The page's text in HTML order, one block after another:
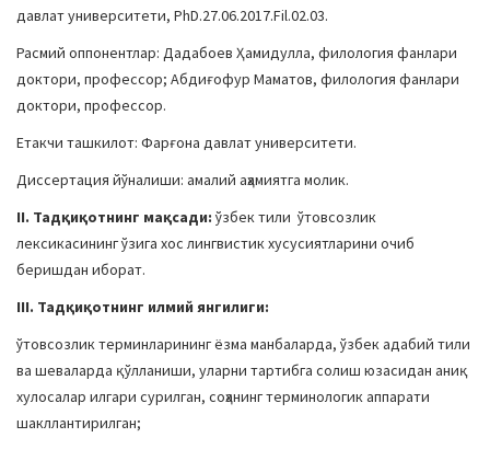
давлат университети, PhD.27.06.2017.Fil.02.03.
Расмий оппонентлар: Дадабоев Ҳамидулла, филология фанлари
доктори, профессор; Абдиғофур Маматов, филология фанлари
доктори, профессор.
Етакчи ташкилот: Фарғона давлат университети.
Диссертация йўналиши: амалий аҳамиятга молик.
II. Тадқиқотнинг мақсади: ўзбек тили ўтовсозлик
лексикасининг ўзига хос лингвистик хусусиятларини очиб
беришдан иборат.
III. Тадқиқотнинг илмий янгилиги:
ўтовсозлик терминларининг ёзма манбаларда, ўзбек адабий тили
ва шеваларда қўлланиши, уларни тартибга солиш юзасидан аниқ
хулосалар илгари сурилган, соҳанинг терминологик аппарати
шакллантирилган;